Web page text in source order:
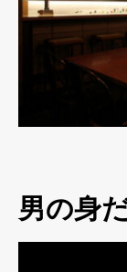
男の身